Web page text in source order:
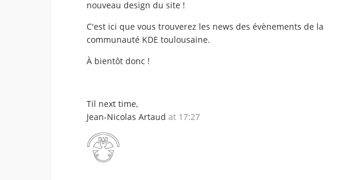
nouveau design du site !
C'est ici que vous trouverez les news des évènements de la
communauté KDE toulousaine.
À bientôt donc !
Til next time,
Jean-Nicolas Artaud at 17:27